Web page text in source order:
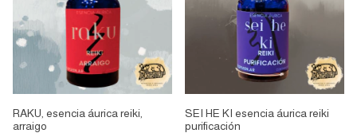
RAKU, esencia áurica reiki,
arraigo
SEI HE KI esencia áurica reiki
purificación